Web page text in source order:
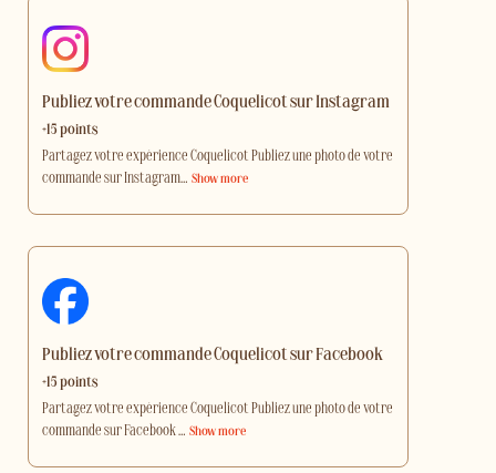
Publiez votre commande Coquelicot sur Instagram
+15 points
Partagez votre expérience Coquelicot Publiez une photo de votre
commande sur Instagram… Show more
Publiez votre commande Coquelicot sur Facebook
+15 points
Partagez votre expérience Coquelicot Publiez une photo de votre
commande sur Facebook… Show more